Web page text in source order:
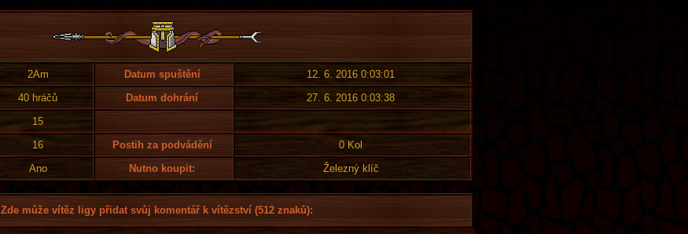
2Am Datum spuštění
12. 6. 2016 0:03:01
40 hráčů Datum dohrání
27. 6. 2016 0:03:38
15
16 Postih za podvádění
0 Kol
Ano Nutno koupit: Železný klíč
Zde může vítěz ligy přidat svůj komentář k vítězství (512 znaků):